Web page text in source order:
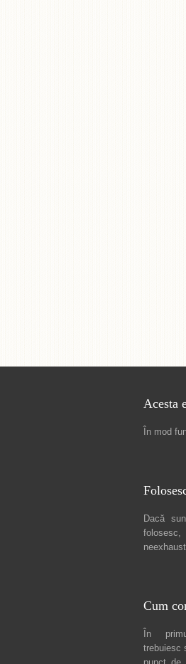
Acesta
În mod
Dacă
Cum
În
trebuiesc